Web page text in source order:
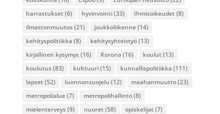
harrastukset (6) hyvinvointi(33) Ihmisoikeudet (8)
ilmastonmuutos(21) joukkoliikenne(14)
kehityspolitiikka (8) kehitysyhteistyö(13)
kirjallinen kysymys(16) Korona (16) koulut (13)
koulutus(83) kulttuuri(15) kunnallispolitiikka (111)
lapset (52) luonnonsuojelu (12) maahanmuutto(23)
metropolialue(7) metropolihallinto(8)
mielenterveys(9) nuoret (58) opiskelijat (7)